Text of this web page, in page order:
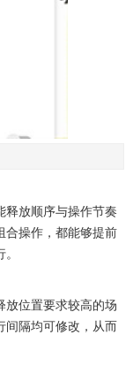
释放顺序与操作节奏
合操作，都能够提前
放位置要求较高的场
间隔均可修改，从而